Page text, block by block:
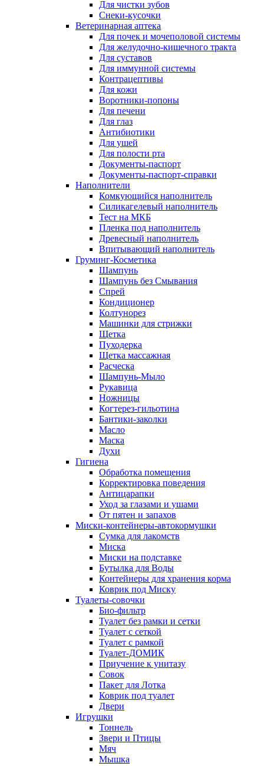
Для чистки зубов
Снеки-кусочки
Ветеринарная аптека
Для почек и мочеполовой системы
Для желудочно-кишечного тракта
Для суставов
Для иммунной системы
Контрацептивы
Для кожи
Воротники-попоны
Для печени
Для глаз
Антибиотики
Для ушей
Для полости рта
Документы-паспорт
Документы-паспорт-справки
Наполнители
Комкующийся наполнитель
Силикагелевый наполнитель
Тест на МКБ
Пленка под наполнитель
Древесный наполнитель
Впитывающий наполнитель
Груминг-Косметика
Шампунь
Шампунь без Смывания
Спрей
Кондиционер
Колтунорез
Машинки для стрижки
Щетка
Пуходерка
Щетка массажная
Расческа
Шампунь-Мыло
Рукавица
Ножницы
Когтерез-гильотина
Бантики-заколки
Масло
Маска
Духи
Гигиена
Обработка помещения
Корректировка поведения
Антицарапки
Уход за глазами и ушами
От пятен и запахов
Миски-контейнеры-автокормушки
Сумка для лакомств
Миска
Миски на подставке
Бутылка для Воды
Контейнеры для хранения корма
Коврик под Миску
Туалеты-совочки
Био-фильтр
Туалет без рамки и сетки
Туалет с сеткой
Туалет с рамкой
Туалет-ДОМИК
Приучение к унитазу
Совок
Пакет для Лотка
Коврик под туалет
Двери
Игрушки
Тоннель
Звери и Птицы
Мяч
Мышка